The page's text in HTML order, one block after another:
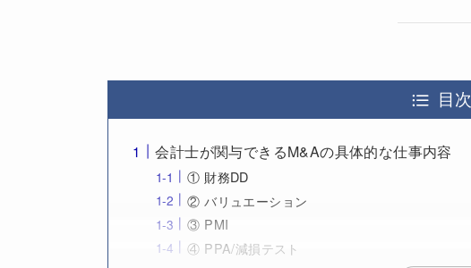
目次
会計士が関与できるM&Aの具体的な仕事内容
① 財務DD
② バリュエーション
③ PMI
④ PPA/減損テスト